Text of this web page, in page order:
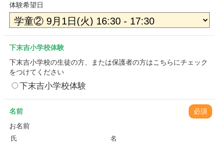
体験希望日
下末吉小学校体験
下末吉小学校の生徒の方、または保護者の方はこちらにチェック
をつけてください
下末吉小学校体験
名前
必須
お名前
氏 名